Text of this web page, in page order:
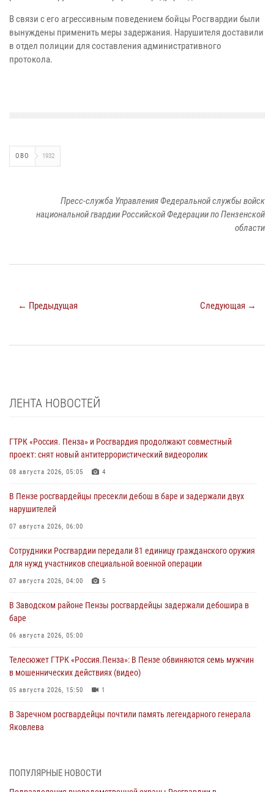
В связи с его агрессивным поведением бойцы Росгвардии были
вынуждены применить меры задержания. Нарушителя доставили
в отдел полиции для составления административного
протокола.
ОВО 1932
Пресс-служба Управления Федеральной службы войск
национальной гвардии Российской Федерации по Пензенской
области
← Предыдущая Следующая →
ЛЕНТА НОВОСТЕЙ
ГТРК «Россия. Пенза» и Росгвардия продолжают совместный
проект: снят новый антитеррористический видеоролик
08 августа 2026, 05:05 4
В Пензе росгвардейцы пресекли дебош в баре и задержали двух
нарушителей
07 августа 2026, 06:00
Сотрудники Росгвардии передали 81 единицу гражданского оружия
для нужд участников специальной военной операции
07 августа 2026, 04:00 5
В Заводском районе Пензы росгвардейцы задержали дебошира в
баре
06 августа 2026, 05:00
Телесюжет ГТРК «Россия.Пенза»: В Пензе обвиняются семь мужчин
в мошеннических действиях (видео)
05 августа 2026, 15:50 1
В Заречном росгвардейцы почтили память легендарного генерала
Яковлева
Сотрудники пензенского ОМОН «Страж» познакомили участников
ПОПУЛЯРНЫЕ НОВОСТИ